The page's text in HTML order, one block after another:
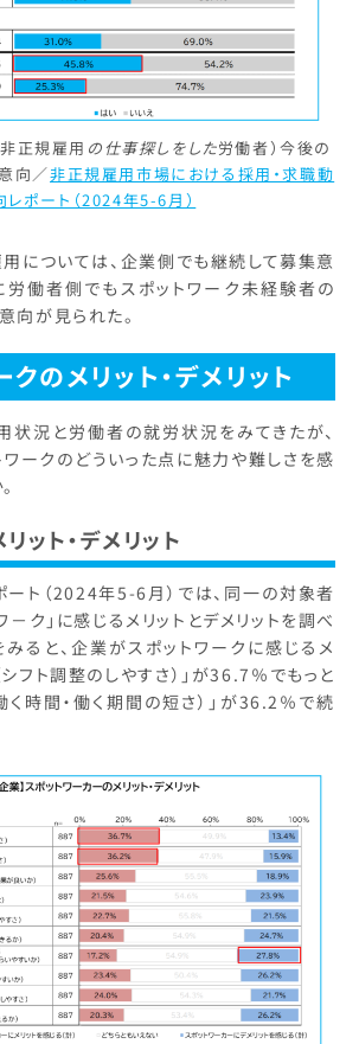
非正規雇用 の仕事探しをした労働者）今後の
向／非正規雇用市場における採用・求職動
レポート（2024年5-6月）
については、企業側でも継続して募集意
労働者側でもスポットワーク未経験者の
向が見られた。
のメリット・デメリット
状況と労働者の就労状況をみてきたが、
ークのどういった点に魅力や難しさを感
ット・デメリット
ート（2024年5-6月）では、同一の対象者
－ク」に感じるメリットとデメリットを調べ
ると、企業がスポットワークに感じるメ
シフト調整のしやすさ）」が36.7％でもっと
く時間・働く期間の短さ）」が36.2％で続